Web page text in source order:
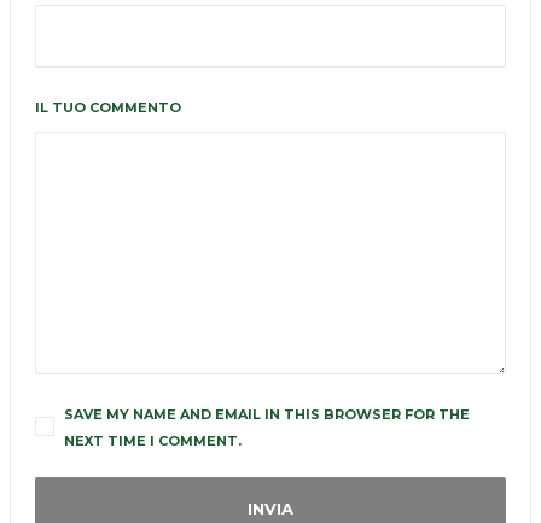
IL TUO COMMENTO
SAVE MY NAME AND EMAIL IN THIS BROWSER FOR THE
NEXT TIME I COMMENT.